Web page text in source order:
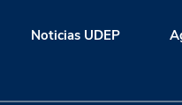
Noticias UDEP